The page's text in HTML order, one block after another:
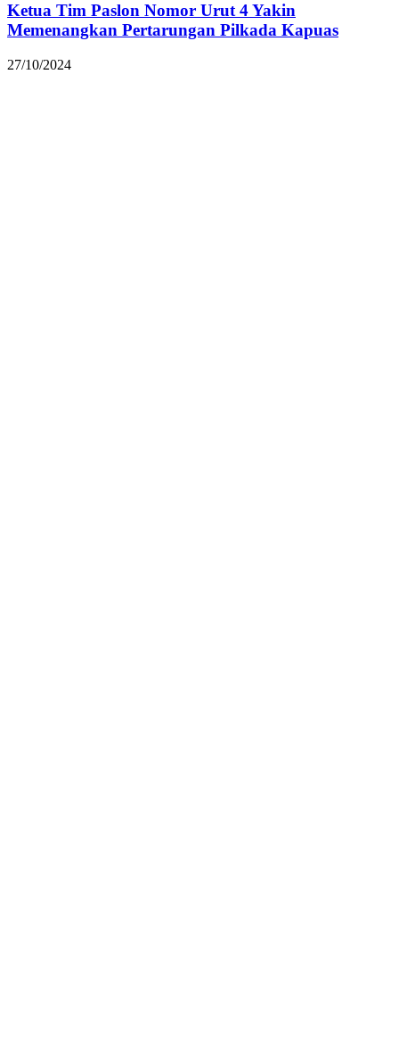
Ketua Tim Paslon Nomor Urut 4 Yakin
Memenangkan Pertarungan Pilkada Kapuas
27/10/2024